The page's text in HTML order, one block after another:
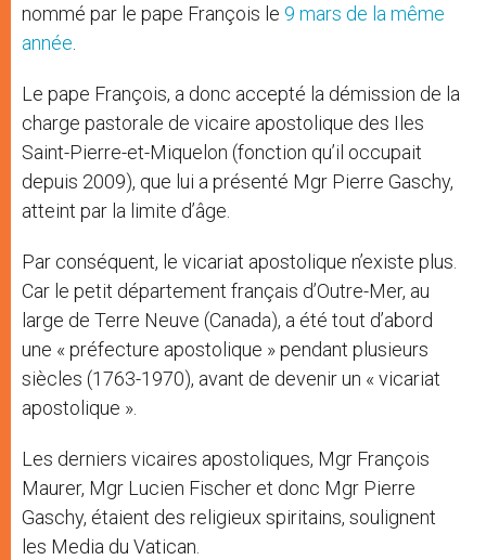
nommé par le pape François le 9 mars de la même
année
Le pape François, a donc accepté la démission de la
charge pastorale de vicaire apostolique des Iles
Saint-Pierre-et-Miquelon (fonction qu’il occupait
depuis 2009), que lui a présenté Mgr Pierre Gaschy,
atteint par la limite d’âge.
Par conséquent, le vicariat apostolique n’existe plus.
Car le petit département français d’Outre-Mer, au
large de Terre Neuve (Canada), a été tout d’abord
une « préfecture apostolique » pendant plusieurs
siècles (1763-1970), avant de devenir un « vicariat
apostolique ».
Les derniers vicaires apostoliques, Mgr François
Maurer, Mgr Lucien Fischer et donc Mgr Pierre
Gaschy, étaient des religieux spiritains, soulignent
les Media du Vatican.